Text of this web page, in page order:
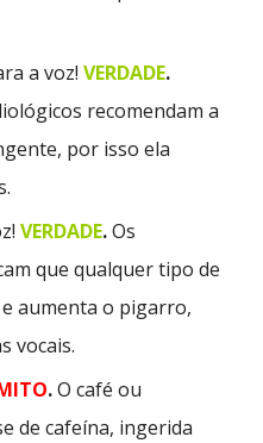
a voz! VERDADE.
recomendam a
por isso ela
VERDADE.Os
que qualquer tipo de
aumenta o pigarro,
vocais.
.O café ou
de cafeína, ingerida